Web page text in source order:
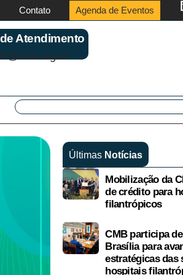
Contato Agenda de Eventos
Atendimento
Últimas Notícias
Mobilização da
de crédito para
filantrópicos
CMB participa
Brasília para
estratégicas das
hospitais